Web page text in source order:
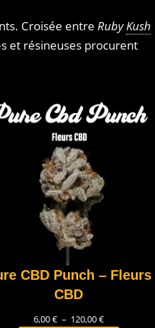
Croisée entre RubyKush
et résineuses procurent
CBD Punch – Fleurs
CBD
6,00€ – 120,00€